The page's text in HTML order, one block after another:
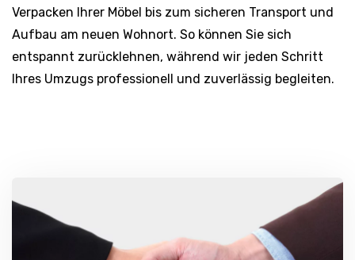
Verpacken Ihrer Möbel bis zum sicheren Transport und
Aufbau am neuen Wohnort. So können Sie sich
entspannt zurücklehnen, während wir jeden Schritt
Ihres Umzugs professionell und zuverlässig begleiten.